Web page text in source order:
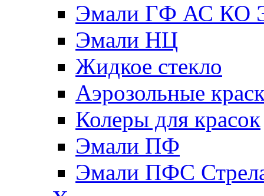
Эмали ГФ АС КО
Эмали НЦ
Жидкое стекло
Аэрозольные
Колеры для красок
Эмали ПФ
Эмали ПФС